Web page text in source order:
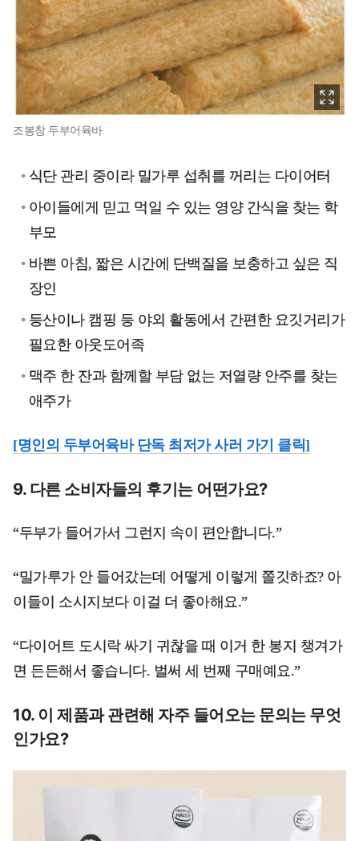
조봉창 두부어육바
식단 관리 중이라 밀가루 섭취를 꺼리는 다이어터
아이들에게 믿고 먹일 수 있는 영양 간식을 찾는 학
부모
바쁜 아침, 짧은 시간에 단백질을 보충하고 싶은 직
장인
등산이나 캠핑 등 야외 활동에서 간편한 요깃거리가
필요한 아웃도어족
맥주 한 잔과 함께할 부담 없는 저열량 안주를 찾는
애주가
[명인의 두부어육바 단독 최저가 사러 가기 클릭]
9. 다른 소비자들의 후기는 어떤가요?
“두부가 들어가서 그런지 속이 편안합니다.”
“밀가루가 안 들어갔는데 어떻게 이렇게 쫄깃하죠? 아
이들이 소시지보다 이걸 더 좋아해요.”
“다이어트 도시락 싸기 귀찮을 때 이거 한 봉지 챙겨가
면 든든해서 좋습니다. 벌써 세 번째 구매예요.”
10. 이 제품과 관련해 자주 들어오는 문의는 무엇
인가요?